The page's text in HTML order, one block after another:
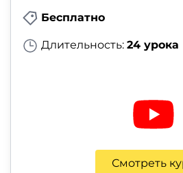
Бесплатно
Длительность: 24 урока
Смотреть